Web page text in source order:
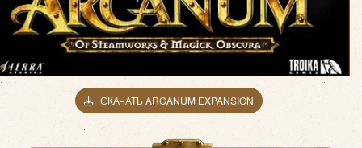
СКАЧАТЬ ARCANUM EXPANSION